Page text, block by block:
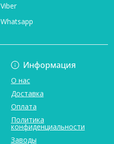
Информация
О нас
Доставка
Оплата
Политика
конфиденциальности
Заводы
Viber
Whatsapp